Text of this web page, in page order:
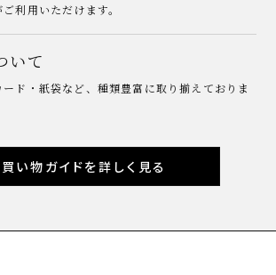
利用いただけます。
いて
ド・紙袋など、種類豊富に取り揃えておりま
い物ガイドを詳しく見る